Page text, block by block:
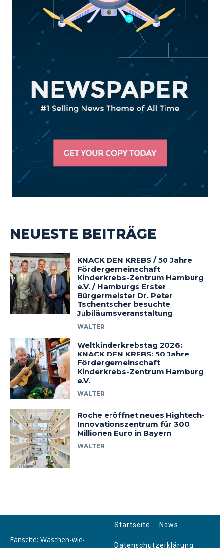
NEUESTE BEITRÄGE
KNACK DEN KREBS / 50 Jahre
Fördergemeinschaft
Kinderkrebs-Zentrum Hamburg
e.V. / Hamburgs Erster
Bürgermeister Dr. Peter
Tschentscher besuchte
Jubiläumsveranstaltung
WALTER
Weltkinderkrebstag 2026:
KNACK DEN KREBS: 50 Jahre
Fördergemeinschaft
Kinderkrebs-Zentrum Hamburg
e.V.
WALTER
Roche eröffnet neues Hightech-
Innovationszentrum für 300
Millionen Euro in Bayern
WALTER
Fanseite: Waschen-wie-
Startseite News
Datenschutzerklärung